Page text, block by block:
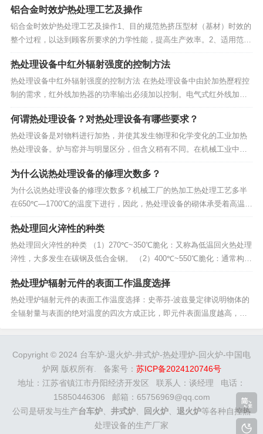
铝合金时效炉热处理工艺及操作
铝合金时效炉热处理工艺及操作1、目的规范热挤压型材（基材）时效的
整个过程，以达到顾客所要求的力学性能，提高生产效率。2、适用范围
适用于在恒盛炉业时效炉生产的整个过程。3、职责3.1 车间主任负责指
导和监督车间员工按本规程的规定操作。3.2 其他各岗位员工严格按照本
规程的规定进行操作。4、操作规程4....
热处理设备中红外辐射强度的控制方法
热处理设备中红外辐射强度的控制方法 在热处理设备中由於加热歷程控
制的需求，红外线加热器的功率输出必须加以控制。电气式红外线加热
器辐射强度的控制方法，一般大致可分為下述几种： (1)辐射距离加减法
辐射距离是指管状元件中心或板状元件的辐射涂层到烤盘底部或钢带上
表面之间的距离。辐射距离的大小直接影...
何谓热处理设备？对热处理设备有哪些要求？
热处理设备是对物料进行加热，并使其发生物理和化学变化的工业加热
热处理设备。炉与窑并与明显区分，但含义稍有不同。在机械工业中，
一般用来完成各种工件或材料的加热、熔炼、热处理等热加工工艺所用
的热工设备称为炉，而用于硅酸盐工业的加热设备则称为窑。工业炉窑
常统称为“热处理炉”。随着不同生产工艺的需要，热处理...
为什么说热处理设备的修理次数多？
为什么说热处理设备的修理次数多？机械工厂的热加工热处理工艺多半
在650℃—1700℃的温度下进行，因此，热处理设备的砌体承受着高温
烧蚀和炉温急变等的高温作用；各种炉气、熔液和炉渣的化学侵蚀以及
各种物料、高温气流和熔融金属的冲击磨损，这些综合因素加速了热处
理设备的损坏。所以与一般冷加工设备相比，热处理...
热处理回火淬性的种类
热处理回火淬性的种类 （1）270℃~350℃脆化：又称為低温回火热处理
淬性，大多发生在碳钢及低合金钢。 （2）400℃~550℃脆化：通常构造
用合金钢再此温度范围易產生脆化现象。 （3）475℃脆化：特别指Cr含
量超过13%的肥粒铁系不銹钢，在400℃至550℃间施以回火热处理时...
热处理炉辐射元件的表面工作温度选择
热处理炉辐射元件的表面工作温度选择：史蒂芬-波兹曼定律说明物体的
全辐射量与表面的绝对温度的四次方成正比，即元件表面温度越高，辐
其单色辐射强度的峰值波长要向短波方...
Copyright © 2024 台车炉-退火炉-井式炉-热处理炉-回火炉-中国电
炉网 版权所有. 备案号： 苏ICP备2024120746号
地址：江苏省镇江市丹阳经济开发区 联系人：谈经理 电话：
15850446306 邮箱：65756969@qq.com
公司是研发与生产台车炉 井式炉 回火炉 退火炉等各种自控热
处理设备的生产厂家